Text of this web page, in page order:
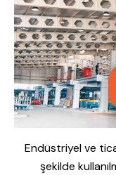
Endüstriyel ve
şekilde